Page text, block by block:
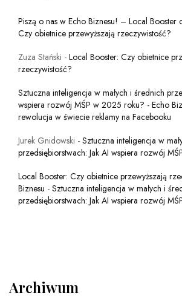
Piszą o nas w Echo Biznesu! – Local Booster
Czy obietnice przewyższają rzeczywistość?
Zuza Stański - Local Booster: Czy obietnice
rzeczywistość?
Sztuczna inteligencja w małych i średnich
wspiera rozwój MŚP w 2025 roku? - Echo
rewolucja w świecie reklamy na Facebooku
Jurek Gnidowski - Sztuczna inteligencja w
przedsiębiorstwach: Jak AI wspiera rozwój
Local Booster: Czy obietnice przewyższają
Biznesu - Sztuczna inteligencja w małych i
przedsiębiorstwach: Jak AI wspiera rozwój
Archiwum